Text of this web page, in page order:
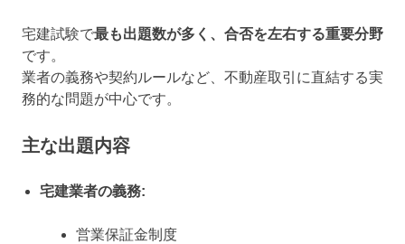
宅建試験で最も出題数が多く、合否を左右する重要分野
です。
業者の義務や契約ルールなど、不動産取引に直結する実
務的な問題が中心です。
主な出題内容
宅建業者の義務:
営業保証金制度